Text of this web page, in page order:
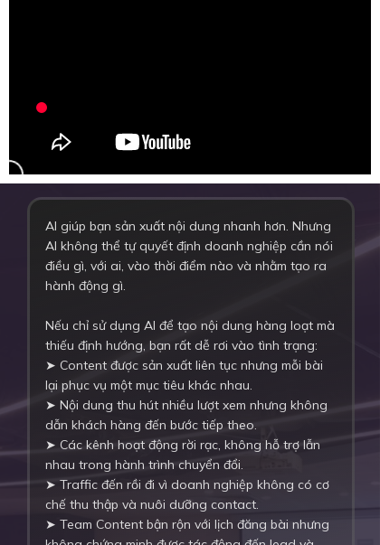
AI giúp bạn sản xuất nội dung nhanh hơn. Nhưng
AI không thể tự quyết định doanh nghiệp cần nói
điều gì, với ai, vào thời điểm nào và nhằm tạo ra
hành động gì.
Nếu chỉ sử dụng AI để tạo nội dung hàng loạt mà
thiếu định hướng, bạn rất dễ rơi vào tình trạng:
➤ Content được sản xuất liên tục nhưng mỗi bài
lại phục vụ một mục tiêu khác nhau.
➤ Nội dung thu hút nhiều lượt xem nhưng không
dẫn khách hàng đến bước tiếp theo.
➤ Các kênh hoạt động rời rạc, không hỗ trợ lẫn
nhau trong hành trình chuyển đổi.
➤ Traffic đến rồi đi vì doanh nghiệp không có cơ
chế thu thập và nuôi dưỡng contact.
➤ Team Content bận rộn với lịch đăng bài nhưng